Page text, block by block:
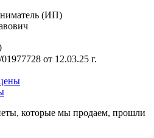
(ИП)
от 12.03.25 г.
которые мы продаем, прошли